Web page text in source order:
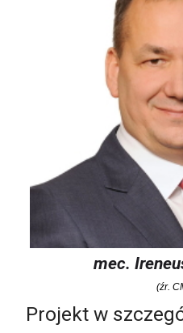
mec.
(źr.
Projekt w